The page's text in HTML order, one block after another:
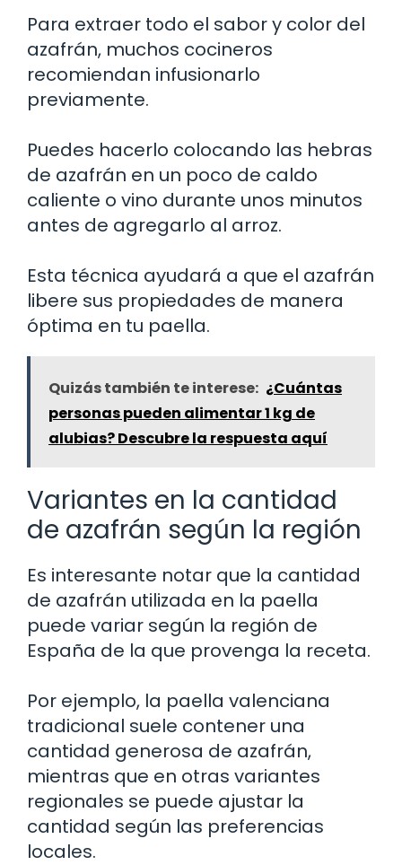
Para extraer todo el sabor y color del
azafrán, muchos cocineros
recomiendan infusionarlo
previamente.
Puedes hacerlo colocando las hebras
de azafrán en un poco de caldo
caliente o vino durante unos minutos
antes de agregarlo al arroz.
Esta técnica ayudará a que el azafrán
libere sus propiedades de manera
óptima en tu paella.
Quizás también te interese: ¿Cuántas
personas pueden alimentar 1 kg de
alubias? Descubre la respuesta aquí
Variantes en la cantidad
de azafrán según la región
Es interesante notar que la cantidad
de azafrán utilizada en la paella
puede variar según la región de
España de la que provenga la receta.
Por ejemplo, la paella valenciana
tradicional suele contener una
cantidad generosa de azafrán,
mientras que en otras variantes
regionales se puede ajustar la
cantidad según las preferencias
locales.